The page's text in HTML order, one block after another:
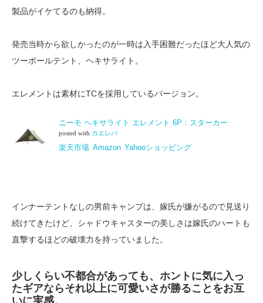
製品がイケてるのも納得。
発売当時から欲しかったのが一時は入手困難だったほど大人気の
ツーポールテント、ヘキサライト。
エレメントは素材にTCを採用しているバージョン。
ニーモ ヘキサライト エレメント 6P：スターカー
posted with カエレバ
楽天市場 Amazon Yahooショッピング
インナーテントなしの男前キャンプは、嫁氏が嫌がるので見送り
続けてきたけど、シャドウキャスターの美しさは嫁氏のハートも
直撃するほどの破壊力を持っていました。
少しくらい不都合があっても、ホントに気に入っ
たギアならそれ以上に可愛いさが勝ることをお互